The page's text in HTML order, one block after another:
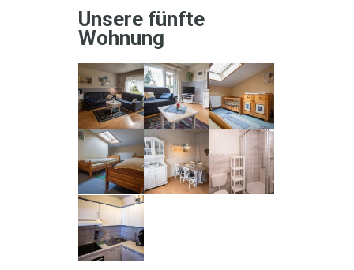
Unsere fünfte
Wohnung